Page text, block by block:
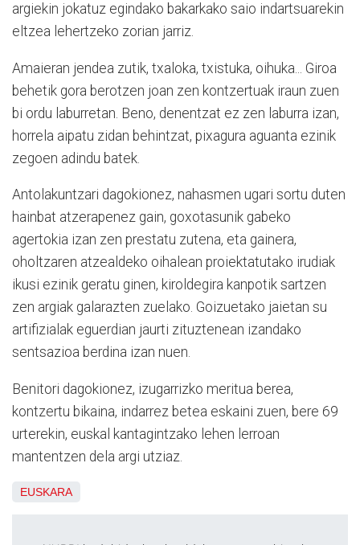
argiekin jokatuz egindako bakarkako saio indartsuarekin
eltzea lehertzeko zorian jarriz.
Amaieran jendea zutik, txaloka, txistuka, oihuka... Giroa
behetik gora berotzen joan zen kontzertuak iraun zuen
bi ordu laburretan. Beno, denentzat ez zen laburra izan,
horrela aipatu zidan behintzat, pixagura aguanta ezinik
zegoen adindu batek.
Antolakuntzari dagokionez, nahasmen ugari sortu duten
hainbat atzerapenez gain, goxotasunik gabeko
agertokia izan zen prestatu zutena, eta gainera,
oholtzaren atzealdeko oihalean proiektatutako irudiak
ikusi ezinik geratu ginen, kiroldegira kanpotik sartzen
zen argiak galarazten zuelako. Goizuetako jaietan su
artifizialak eguerdian jaurti zituztenean izandako
sentsazioa berdina izan nuen.
Benitori dagokionez, izugarrizko meritua berea,
kontzertu bikaina, indarrez betea eskaini zuen, bere 69
urterekin, euskal kantagintzako lehen lerroan
mantentzen dela argi utziaz.
EUSKARA